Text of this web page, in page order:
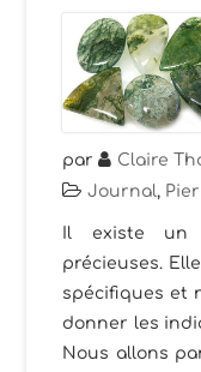
par Claire
Journal,
Il existe un
précieuses.
spécifiques et
donner les
Nous allons